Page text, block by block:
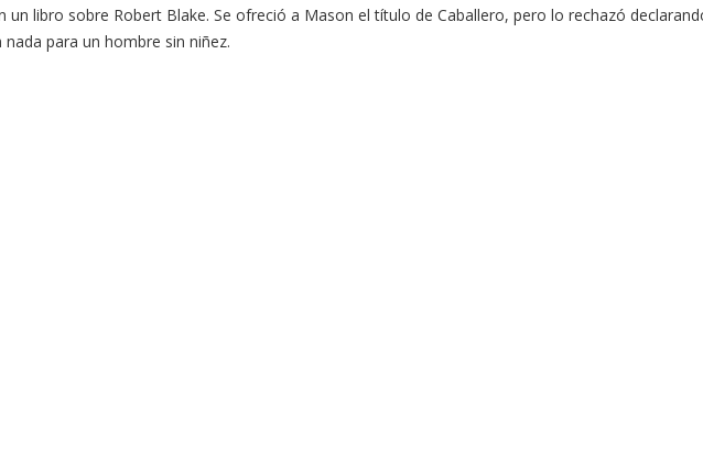
un libro sobre Robert Blake. Se ofreció a Mason el título de Caballero, pero lo rechazó
para un hombre sin niñez.